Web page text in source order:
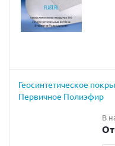
Геосинтетическое
Первичное Полиэфир
В